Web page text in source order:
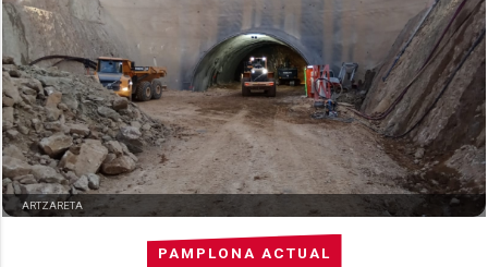
PAMPLONA ACTUAL
ARTZARETA